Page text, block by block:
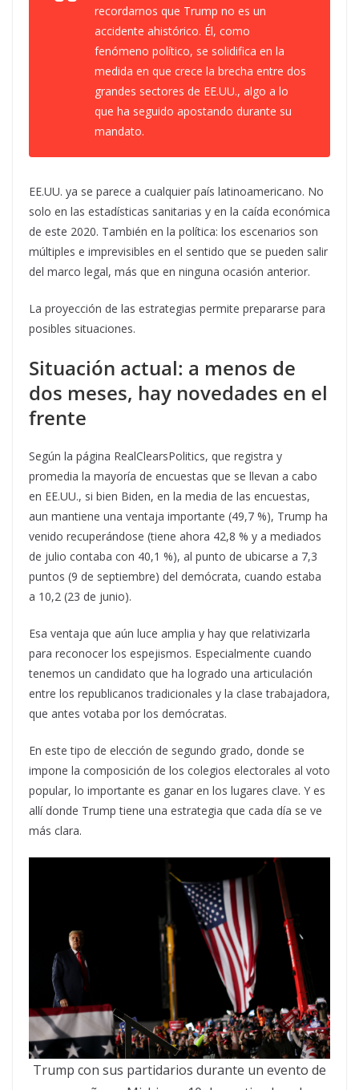
recordarnos que Trump no es un
accidente ahistórico. Él, como
fenómeno político, se solidifica en la
medida en que crece la brecha entre dos
grandes sectores de EE.UU., algo a lo
que ha seguido apostando durante su
mandato.
EE.UU. ya se parece a cualquier país latinoamericano. No
solo en las estadísticas sanitarias y en la caída económica
de este 2020. También en la política: los escenarios son
múltiples e imprevisibles en el sentido que se pueden salir
del marco legal, más que en ninguna ocasión anterior.
La proyección de las estrategias permite prepararse para
posibles situaciones.
Situación actual: a menos de
dos meses, hay novedades en el
frente
Según la página RealClearsPolitics, que registra y
promedia la mayoría de encuestas que se llevan a cabo
en EE.UU., si bien Biden, en la media de las encuestas,
aun mantiene una ventaja importante (49,7 %), Trump ha
venido recuperándose (tiene ahora 42,8 % y a mediados
de julio contaba con 40,1 %), al punto de ubicarse a 7,3
puntos (9 de septiembre) del demócrata, cuando estaba
a 10,2 (23 de junio).
Esa ventaja que aún luce amplia y hay que relativizarla
para reconocer los espejismos. Especialmente cuando
tenemos un candidato que ha logrado una articulación
entre los republicanos tradicionales y la clase trabajadora,
que antes votaba por los demócratas.
En este tipo de elección de segundo grado, donde se
impone la composición de los colegios electorales al voto
popular, lo importante es ganar en los lugares clave. Y es
allí donde Trump tiene una estrategia que cada día se ve
más clara.
Trump con sus partidarios durante un evento de